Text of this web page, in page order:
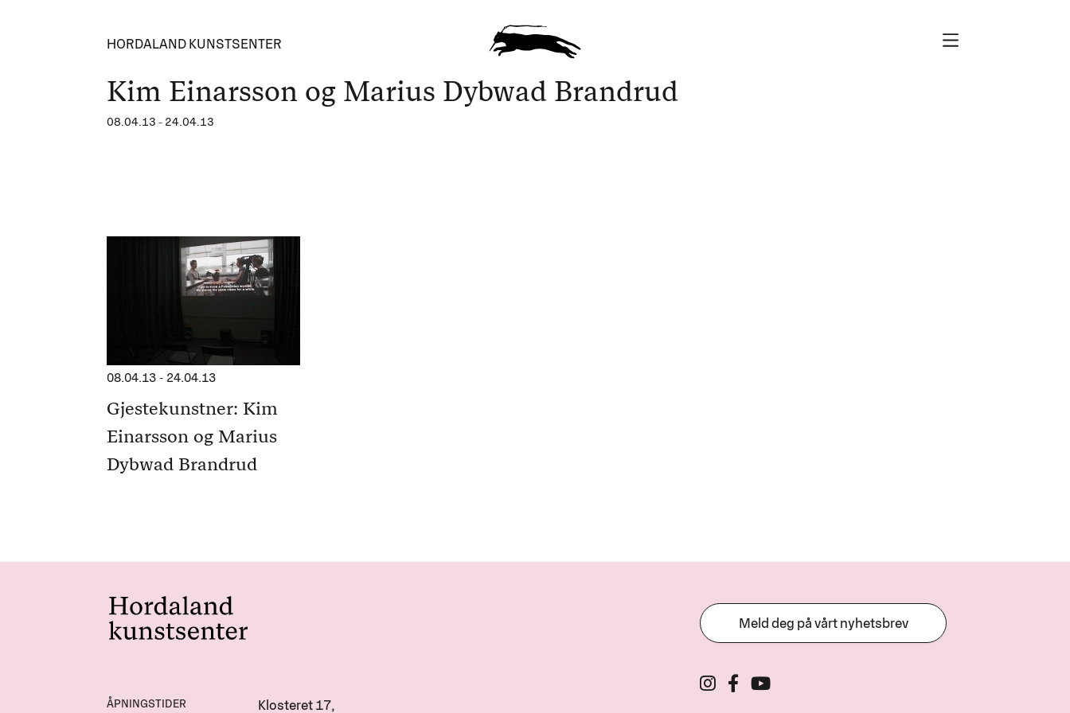
HORDALAND KUNSTSENTER
Kim Einarsson og Marius Dybwad Brandrud
08.04.13 - 24.04.13
08.04.13 - 24.04.13
Gjestekunstner: Kim
Einarsson og Marius
Dybwad Brandrud
ÅPNINGSTIDER Klosteret 17,
Meld deg på vårt nyhetsbrev